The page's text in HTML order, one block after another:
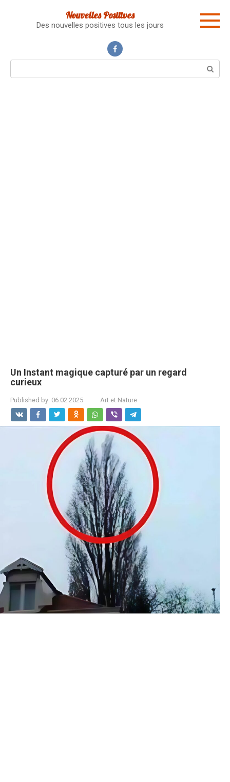
Nouvelles Positives
Des nouvelles positives tous les jours
Un Instant magique capturé par un regard
curieux
Published by: 06.02.2025 Art et Nature